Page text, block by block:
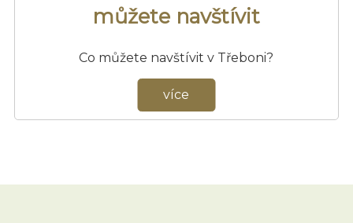
můžete navštívit
Co můžete navštívit v Třeboni?
více